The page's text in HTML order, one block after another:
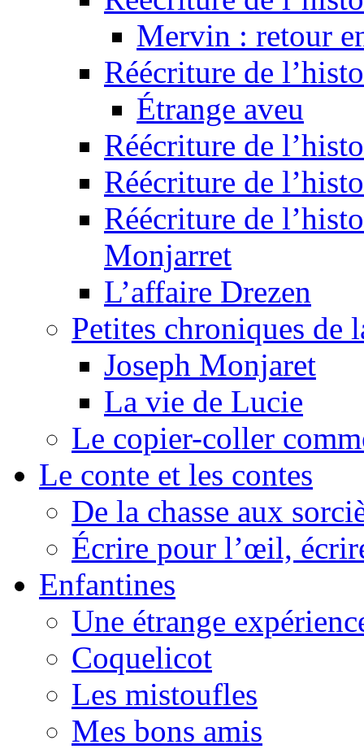
Mervin : retour
Réécriture de
Étrange aveu
Réécriture de
Réécriture de
Réécriture de
Monjarret
L’affaire Drezen
Petites chroniques de
Joseph Monjaret
La vie de Lucie
Le copier-coller
Le conte et les contes
De la chasse aux
Écrire pour l’œil,
Enfantines
Une étrange
Coquelicot
Les mistoufles
Mes bons amis